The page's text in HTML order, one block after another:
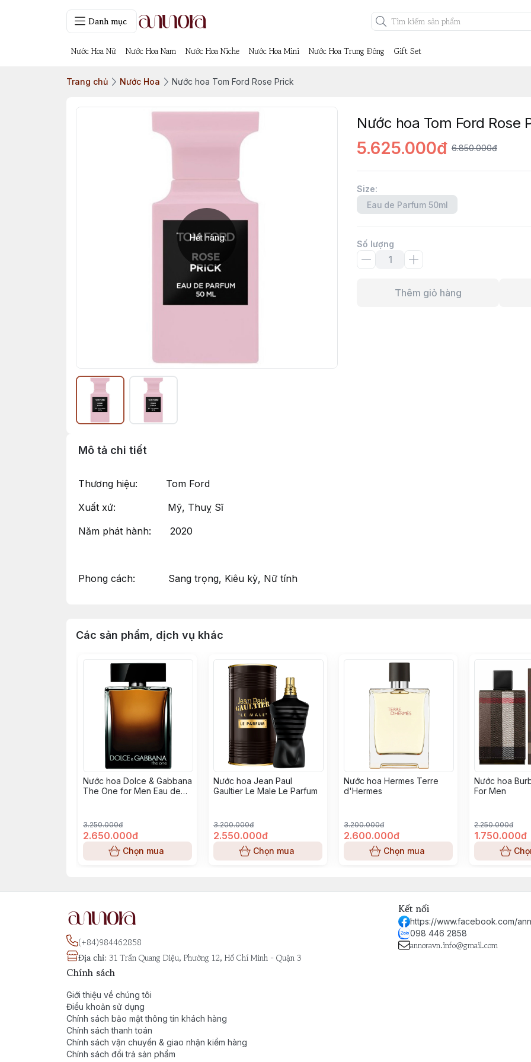
Danh mục
Nước Hoa Nữ Nước Hoa Nam Nước Hoa Niche Nước Hoa Mini Nước Hoa Trung Đông Gift Set
Trang chủ Nước Hoa Nước hoa Tom Ford Rose Prick
Hết hàng
Nước hoa Tom Ford Rose
5.625.000đ 6.850.000đ
Size:
Eau de Parfum 50ml
Số lượng
Thêm giỏ hàng
Mô tả chi tiết
Thương hiệu: Tom Ford
Xuất xứ: Mỹ, Thuỵ Sĩ
Năm phát hành: 2020
Phong cách: Sang trọng, Kiêu kỳ, Nữ tính
Các sản phẩm, dịch vụ khác
Nước hoa Dolce & Gabbana
The One for Men Eau de
3.250.000đ
2.650.000đ
Chọn mua
Nước hoa Jean Paul
Gaultier Le Male Le Parfum
3.200.000đ
2.550.000đ
Chọn mua
Nước hoa Hermes Terre
d'Hermes
3.200.000đ
2.600.000đ
Chọn mua
Nước hoa
For Men
2.250.000đ
1.750.000đ
(+84)984462858
Địa chỉ: 31 Trần Quang Diệu, Phường 12, Hồ Chí Minh - Quận 3
Kết nối
https://www.facebook.com/
098 446 2858
annoravn.info@gmail.com
Chính sách
Giới thiệu về chúng tôi
Điều khoản sử dụng
Chính sách bảo mật thông tin khách hàng
Chính sách thanh toán
Chính sách vận chuyển & giao nhận kiểm hàng
Chính sách đổi trả sản phẩm